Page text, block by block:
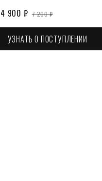
4 900 ₽ 7 200 ₽
УЗНАТЬ О ПОСТУПЛЕНИИ